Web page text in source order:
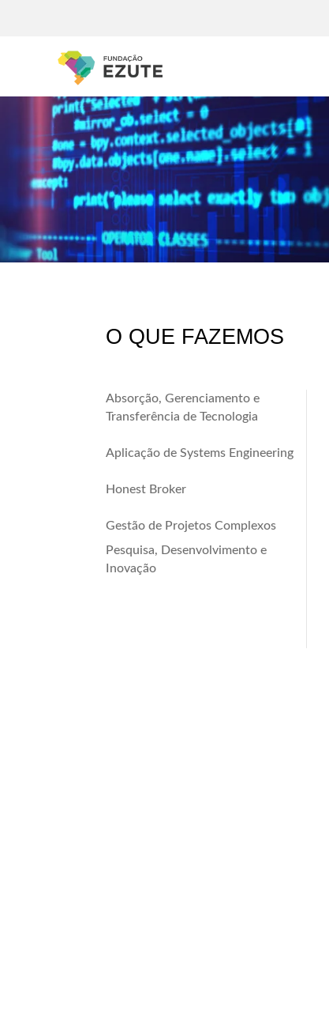
O QUE FAZEMOS
Absorção, Gerenciamento e
Transferência de Tecnologia
Aplicação de Systems Engineering
Honest Broker
Gestão de Projetos Complexos
Pesquisa, Desenvolvimento e
Inovação